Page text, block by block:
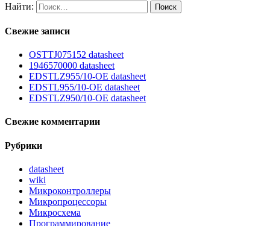
Найти:
Свежие записи
OSTTJ075152 datasheet
1946570000 datasheet
EDSTLZ955/10-OE datasheet
EDSTL955/10-OE datasheet
EDSTLZ950/10-OE datasheet
Свежие комментарии
Рубрики
datasheet
wiki
Микроконтроллеры
Микропроцессоры
Микросхема
Программирование